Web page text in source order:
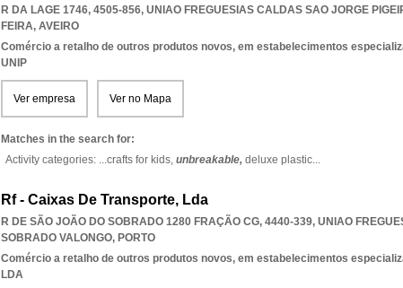
R DA LAGE 1746, 4505-856, UNIAO FREGUESIAS CALDAS SAO JORGE
FEIRA, AVEIRO
Comércio a retalho de outros produtos novos, em estabelecimentos
UNIP
Ver empresa Ver no Mapa
Matches in the search for:
Activity categories: ...crafts for kids, unbreakable, deluxe plastic...
Rf - Caixas De Transporte, Lda
R DE SÃO JOÃO DO SOBRADO 1280 FRAÇÃO CG, 4440-339, UNIAO
SOBRADO VALONGO, PORTO
Comércio a retalho de outros produtos novos, em estabelecimentos
LDA